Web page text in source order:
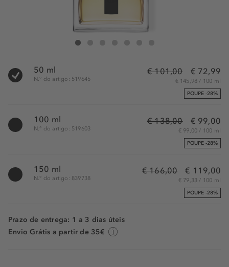
DIOR Dior Homme - Eau de toilette
50 ml
N.° do artigo: 519645
€ 101,00 € 72,99
€ 145,98 / 100 ml
POUPE -28%
100 ml
N.° do artigo: 519603
€ 138,00 € 99,00
€ 99,00 / 100 ml
POUPE -28%
150 ml
N.° do artigo: 839738
€ 166,00 € 119,00
€ 79,33 / 100 ml
POUPE -28%
Prazo de entrega: 1 a 3 dias úteis
Envio Grátis a partir de 35€